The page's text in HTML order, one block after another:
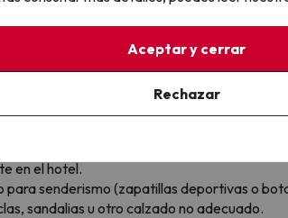
tan espectaculares como el Circo de
o el Parque Natural de Sorteny.
variar según la ruta escogida.
en el hotel.
senderismo (zapatillas deportivas o
sandalias u otro calzado no adecuado.
Aceptar y cerrar
Rechazar